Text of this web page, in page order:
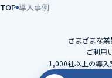
TOP 導入事例
さまざまな
ご利用
1,000社以上の導入